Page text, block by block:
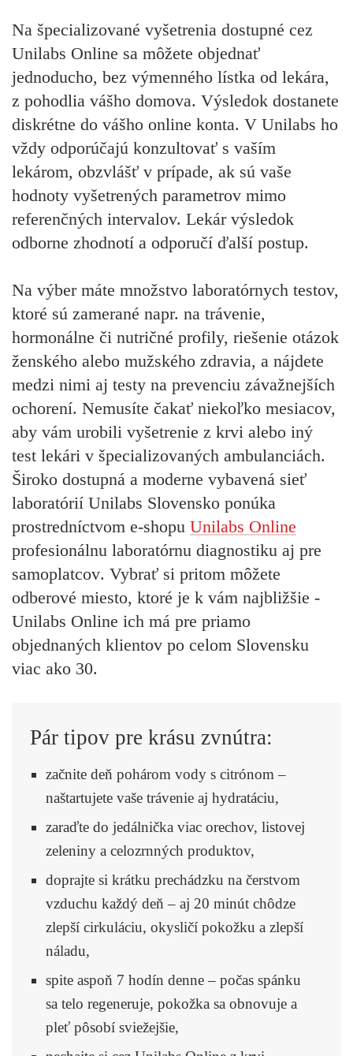
Na špecializované vyšetrenia dostupné cez
Unilabs Online sa môžete objednať
jednoducho, bez výmenného lístka od lekára,
z pohodlia vášho domova. Výsledok dostanete
diskrétne do vášho online konta. V Unilabs ho
vždy odporúčajú konzultovať s vaším
lekárom, obzvlášť v prípade, ak sú vaše
hodnoty vyšetrených parametrov mimo
referenčných intervalov. Lekár výsledok
odborne zhodnotí a odporučí ďalší postup.
Na výber máte množstvo laboratórnych testov,
ktoré sú zamerané napr. na trávenie,
hormonálne či nutričné profily, riešenie otázok
ženského alebo mužského zdravia, a nájdete
medzi nimi aj testy na prevenciu závažnejších
ochorení. Nemusíte čakať niekoľko mesiacov,
aby vám urobili vyšetrenie z krvi alebo iný
test lekári v špecializovaných ambulanciách.
Široko dostupná a moderne vybavená sieť
laboratórií Unilabs Slovensko ponúka
prostredníctvom e-shopu Unilabs Online
profesionálnu laboratórnu diagnostiku aj pre
samoplatcov. Vybrať si pritom môžete
odberové miesto, ktoré je k vám najbližšie -
Unilabs Online ich má pre priamo
objednaných klientov po celom Slovensku
viac ako 30.
Pár tipov pre krásu zvnútra:
začnite deň pohárom vody s citrónom –
naštartujete vaše trávenie aj hydratáciu,
zaraďte do jedálnička viac orechov, listovej
zeleniny a celozrnných produktov,
doprajte si krátku prechádzku na čerstvom
vzduchu každý deň – aj 20 minút chôdze
zlepší cirkuláciu, okysličí pokožku a zlepší
náladu,
spite aspoň 7 hodín denne – počas spánku
sa telo regeneruje, pokožka sa obnovuje a
pleť pôsobí sviežejšie,